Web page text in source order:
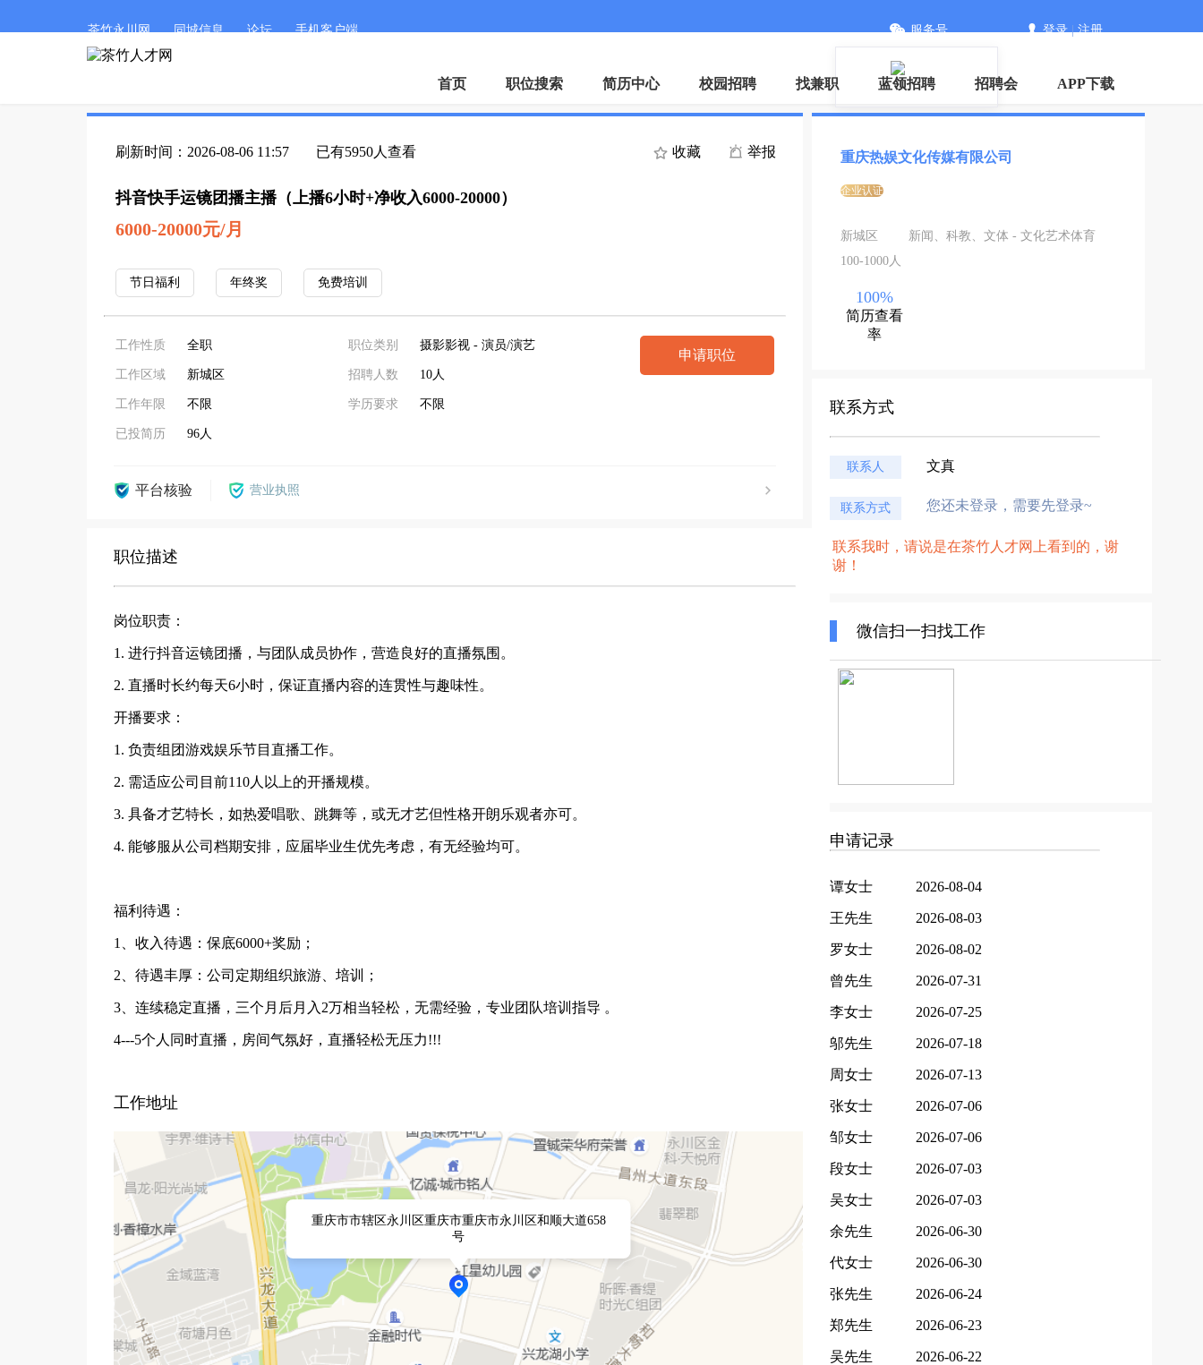
茶竹永川网 同城信息 论坛 手机客户端
微信
服务号 登录|注册
首页 职位搜索 简历中心 校园招聘 找兼职 蓝领招聘 招聘会 APP下载
刷新时间：2026-08-06 11:57 已有5950人查看 收藏 举报
抖音快手运镜团播主播（上播6小时+净收入6000-20000）
6000-20000元/月
节日福利 年终奖 免费培训
工作性质 全职
工作区域 新城区
工作年限 不限
已投简历 96人
职位类别 摄影影视 - 演员/演艺
招聘人数 10人
学历要求 不限
申请职位
平台核验 营业执照
职位描述
岗位职责：
1. 进行抖音运镜团播，与团队成员协作，营造良好的直播氛围。
2. 直播时长约每天6小时，保证直播内容的连贯性与趣味性。
开播要求：
1. 负责组团游戏娱乐节目直播工作。
2. 需适应公司目前110人以上的开播规模。
3. 具备才艺特长，如热爱唱歌、跳舞等，或无才艺但性格开朗乐观者亦可。
4. 能够服从公司档期安排，应届毕业生优先考虑，有无经验均可。
福利待遇：
1、收入待遇：保底6000+奖励；
2、待遇丰厚：公司定期组织旅游、培训；
3、连续稳定直播，三个月后月入2万相当轻松，无需经验，专业团队培训指导 。
4---5个人同时直播，房间气氛好，直播轻松无压力!!!
工作地址
重庆市市辖区永川区重庆市重庆市永川区和顺大道658
号
重庆热娱文化传媒有限公司
企业认证
新城区
新闻、科教、文体 - 文化艺术体育
100-1000人
100%
简历查看
率
联系方式
联系人 文真
联系方式 您还未登录，需要先登录~
联系我时，请说是在茶竹人才网上看到的，谢
谢！
微信扫一扫找工作
申请记录
谭女士 2026-08-04
王先生 2026-08-03
罗女士 2026-08-02
曾先生 2026-07-31
李女士 2026-07-25
邬先生 2026-07-18
周女士 2026-07-13
张女士 2026-07-06
邹女士 2026-07-06
段女士 2026-07-03
吴女士 2026-07-03
余先生 2026-06-30
代女士 2026-06-30
张先生 2026-06-24
郑先生 2026-06-23
吴先生 2026-06-22